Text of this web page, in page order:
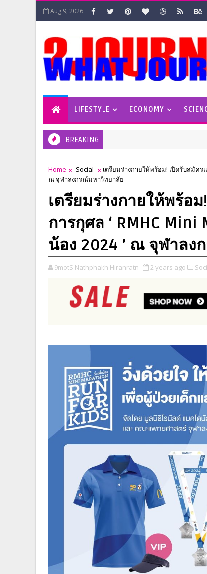
Aug 9, 2026
LIFESTYLE ECONOMY
BREAKING
Home Social
เตรียมร่างกายให้พร้อม! เปิดรับสมัคร
ณ จุฬาลงกรณ์มหาวิทยาลัย
เตรียมร่างกายให้พร้อ
การกุศล ‘ RMHC
น้อง 2024 ’ ณ จุฬาล
9motS Nathphakh Hiranratn 2 years ago